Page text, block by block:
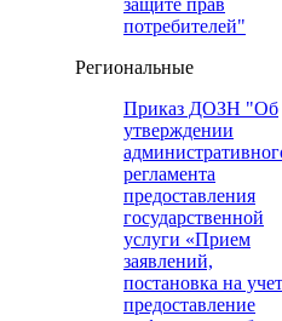
защите прав
потребителей"
Региональные
Приказ ДОЗН "Об
утверждении
регламента
предоставления
государственной
услуги «Прием
заявлений,
постановка на
предоставление